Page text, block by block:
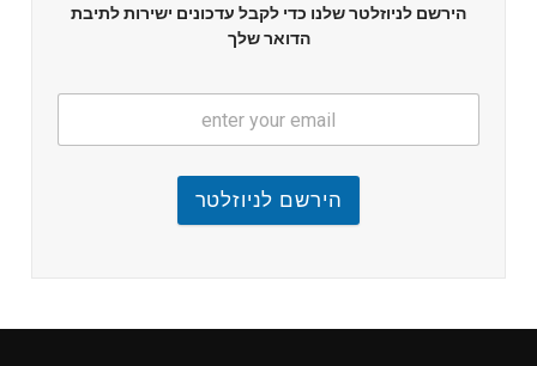
הירשם לניוזלטר שלנו כדי לקבל עדכונים ישירות לתיבת
הדואר שלך
הירשם לניוזלטר